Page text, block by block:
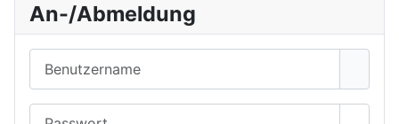
An-/Abmeldung